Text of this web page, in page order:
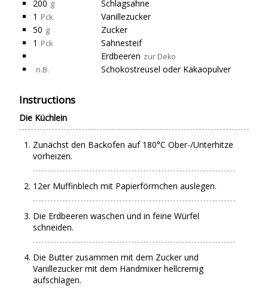
200 g
Schlagsahne
1 Pck
Vanillezucker
50 g
Zucker
1 Pck
Sahnesteif
Erdbeeren zur Deko
n.B.
Schokostreusel oder Kakaopulver
Instructions
Die Küchlein
Zunächst den Backofen auf 180°C Ober-/Unterhitze
vorheizen.
12er Muffinblech mit Papierförmchen auslegen.
Die Erdbeeren waschen und in feine Würfel
schneiden.
Die Butter zusammen mit dem Zucker und
Vanillezucker mit dem Handmixer hellcremig
aufschlagen.